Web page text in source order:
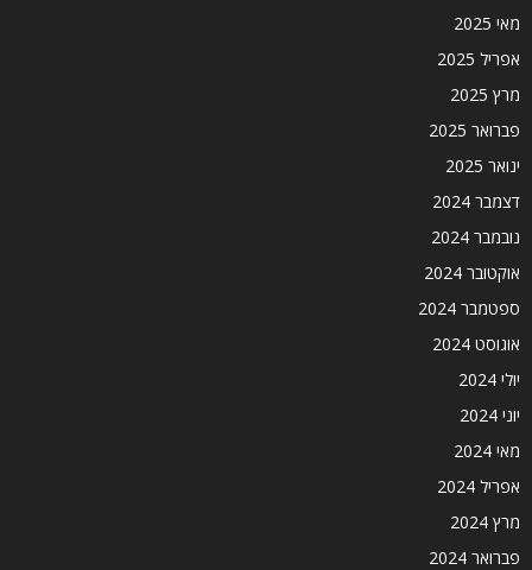
מאי 2025
אפריל 2025
מרץ 2025
פברואר 2025
ינואר 2025
דצמבר 2024
נובמבר 2024
אוקטובר 2024
ספטמבר 2024
אוגוסט 2024
יולי 2024
יוני 2024
מאי 2024
אפריל 2024
מרץ 2024
פברואר 2024